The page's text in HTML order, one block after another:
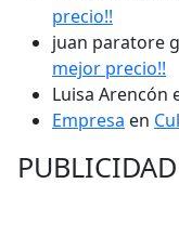
precio!!
juan paratore
mejor precio!!
Luisa Arencón
Empresa en
PUBLICIDAD